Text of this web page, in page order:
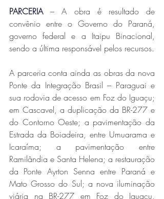
PARCERIA – A obra é resultado de
convênio entre o Governo do Paraná,
governo federal e a Itaipu Binacional,
sendo a última responsável pelos recursos.
A parceria conta ainda as obras da nova
Ponte da Integração Brasil – Paraguai e
sua rodovia de acesso em Foz do Iguaçu;
em Cascavel, a duplicação da BR-277 e
do Contorno Oeste; a pavimentação da
Estrada da Boiadeira, entre Umuarama e
Icaraíma; a pavimentação entre
Ramilândia e Santa Helena; a restauração
da Ponte Ayrton Senna entre Paraná e
Mato Grosso do Sul; a nova iluminação
viária na BR-277 em Foz do Iguaçu,